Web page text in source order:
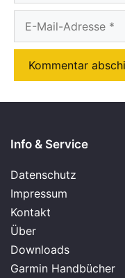
Info & Service
Datenschutz
Impressum
Kontakt
Über
Downloads
Garmin Handbücher